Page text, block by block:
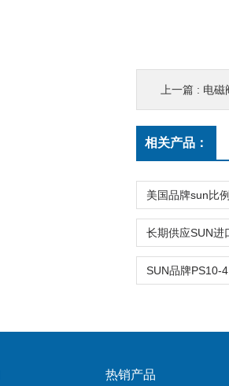
上一篇 : 电磁
相关产品：
热销产品